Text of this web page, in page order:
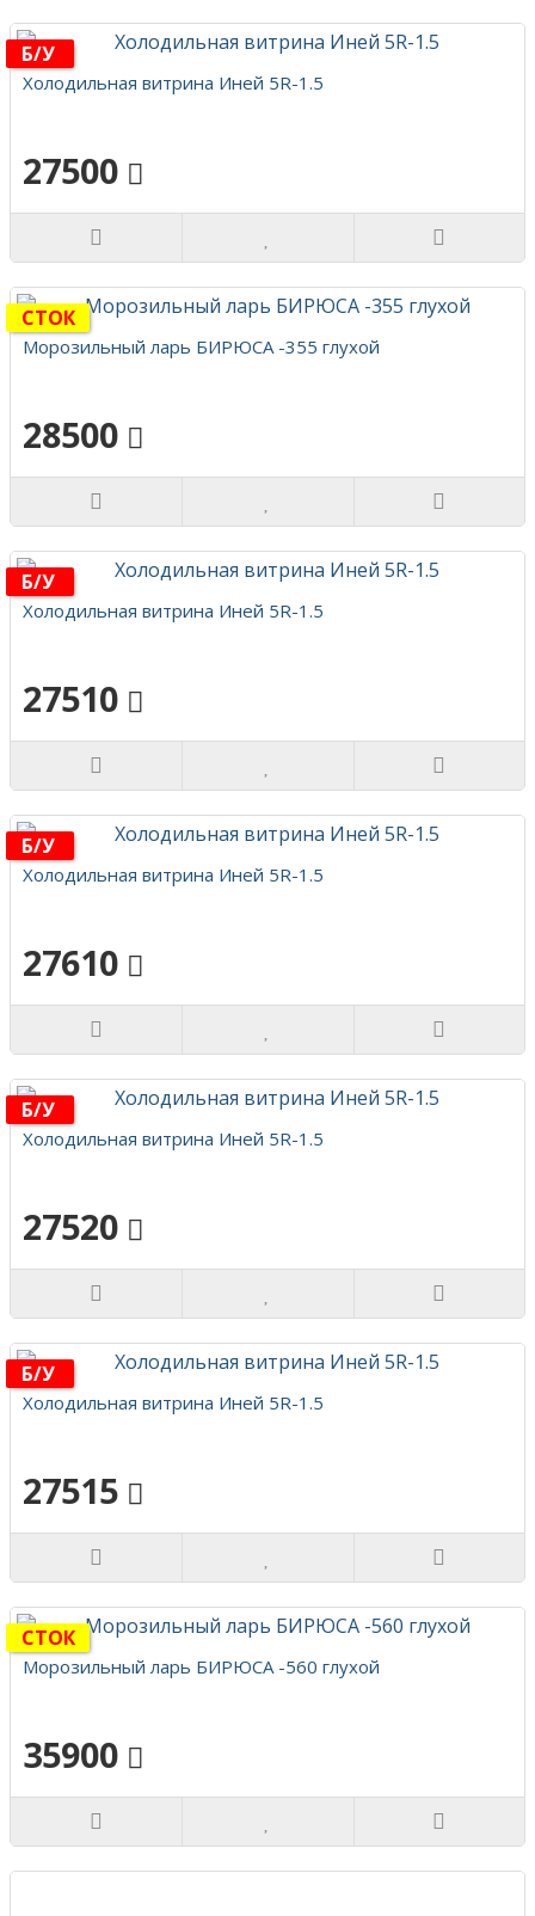
Б/у
Холодильная витрина Иней 5R-1.5
27500
СТОК
Морозильный ларь БИРЮСА -355 глухой
28500
Б/у
Холодильная витрина Иней 5R-1.5
27510
Б/у
Холодильная витрина Иней 5R-1.5
27610
Б/у
Холодильная витрина Иней 5R-1.5
27520
Б/у
Холодильная витрина Иней 5R-1.5
27515
СТОК
Морозильный ларь БИРЮСА -560 глухой
35900